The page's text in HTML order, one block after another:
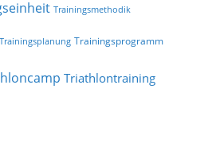
Trainingsmethodik
Trainingsplanung Trainingsprogramm
Triathlontraining